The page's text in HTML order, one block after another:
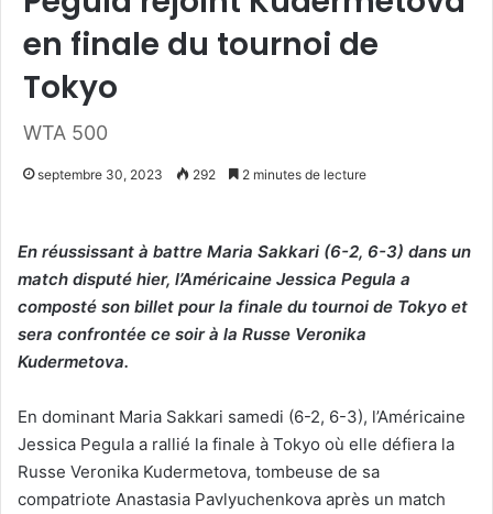
en finale du tournoi de
Tokyo
WTA 500
septembre 30, 2023 292 2 minutes de lecture
En réussissant à battre Maria Sakkari (6-2, 6-3) dans un
match disputé hier, l’Américaine Jessica Pegula a
composté son billet pour la finale du tournoi de Tokyo et
sera confrontée ce soir à la Russe Veronika
Kudermetova.
En dominant Maria Sakkari samedi (6-2, 6-3), l’Américaine
Jessica Pegula a rallié la finale à Tokyo où elle défiera la
Russe Veronika Kudermetova, tombeuse de sa
compatriote Anastasia Pavlyuchenkova après un match